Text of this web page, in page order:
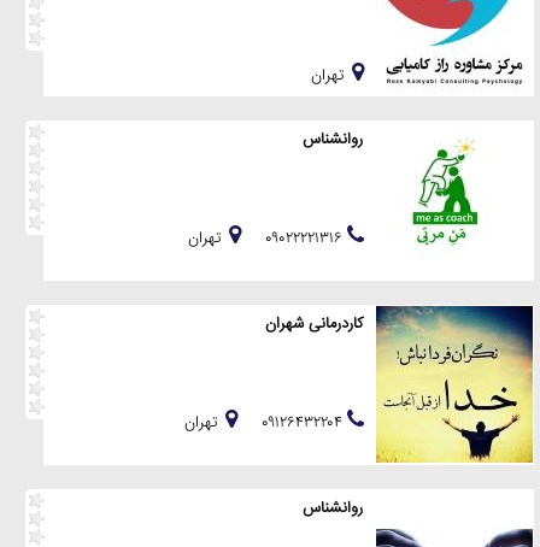
تهران
روانشناس
تهران
کاردرمانی شهران
تهران
روانشناس